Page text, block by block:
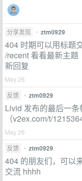
分享发现 • ztm0929
404 时期可以用标题
/recent 看看最新主
新回复
May 26
反馈
• ztm0929
Livid 发布的最后一
（v2ex.com/t/
May 26
反馈
• ztm0929
404 的朋友们，可以
交流 hhhh